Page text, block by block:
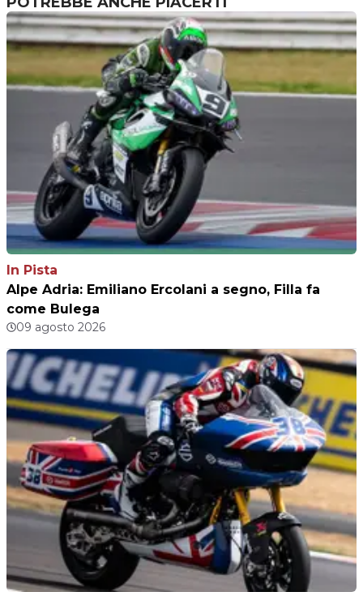
In Pista
Alpe Adria: Emiliano Ercolani a segno, Filla fa
come Bulega
09 agosto 2026